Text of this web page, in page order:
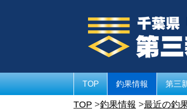
TOP 釣果情報 第三
TOP 釣果情報 最近の釣